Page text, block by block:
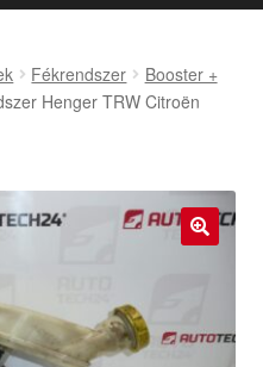
Fékrendszer
Booster +
Henger TRW Citroën